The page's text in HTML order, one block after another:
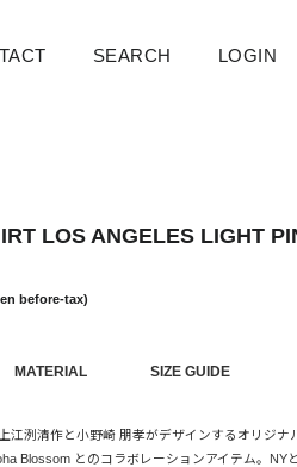
SEARCH SearchLOGIN
LOS ANGELES LIGHT
before-tax)
MATERIAL SIZE GUIDE
江洌清作と小野崎 朋孝がデザインするオリジナ
Blossom とのコラボレーションアイテム。NY